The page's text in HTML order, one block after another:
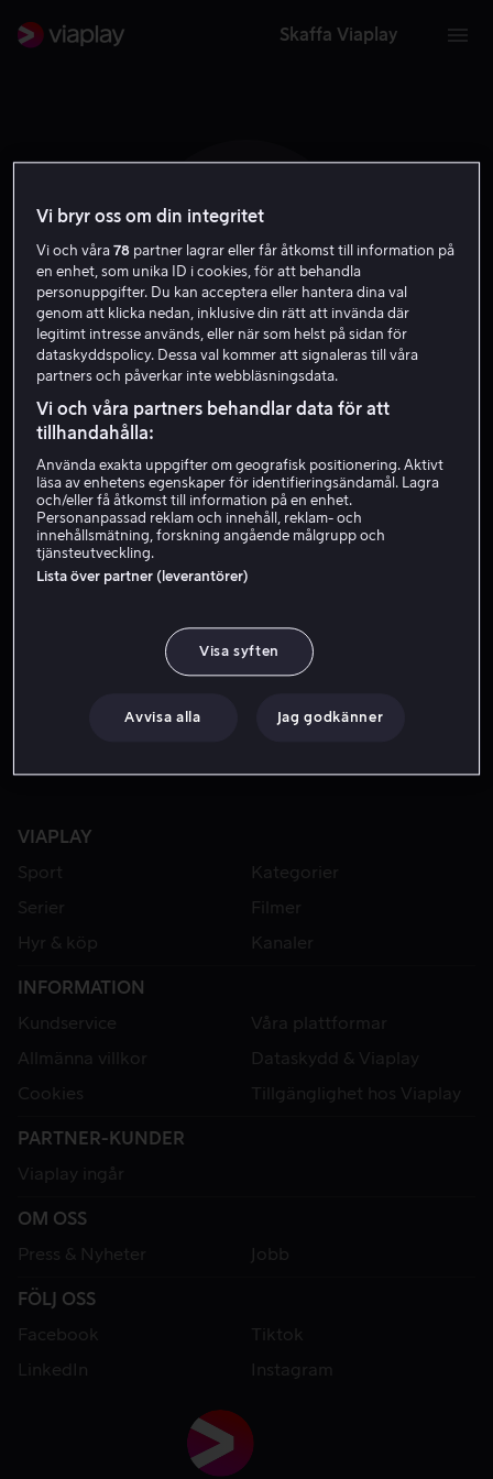
Skaffa Viaplay
C G
Chip Ganassi
VIAPLAY
Sport
Kategorier
Serier
Filmer
Hyr & köp
Kanaler
INFORMATION
Kundservice
Våra plattformar
Allmänna villkor
Dataskydd & Viaplay
Cookies
Tillgänglighet hos Viaplay
PARTNER-KUNDER
Viaplay ingår
OM OSS
Press & Nyheter
Jobb
FÖLJ OSS
Facebook
Tiktok
LinkedIn
Instagram
Vi bryr oss om din integritet
Vi och våra78 partner lagrar eller får åtkomst till information på
en enhet, som unika ID i cookies, för att behandla
personuppgifter. Du kan acceptera eller hantera dina val
genom att klicka nedan, inklusive din rätt att invända där
legitimt intresse används, eller när som helst på sidan för
dataskyddspolicy. Dessa val kommer att signaleras till våra
partners och påverkar inte webbläsningsdata.
Vi och våra partners behandlar data för att
tillhandahålla:
Använda exakta uppgifter om geografisk positionering. Aktivt
läsa av enhetens egenskaper för identifieringsändamål. Lagra
och/eller få åtkomst till information på en enhet.
Personanpassad reklam och innehåll, reklam- och
innehållsmätning, forskning angående målgrupp och
tjänsteutveckling.
Lista över partner (leverantörer)
Visa syften
Avvisa alla Jag godkänner